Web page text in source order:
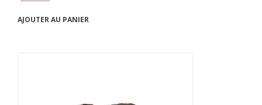
AJOUTER AU PANIER